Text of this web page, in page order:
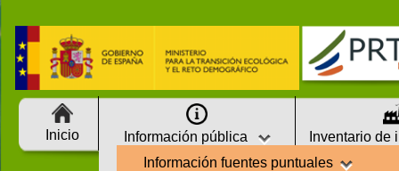
Inicio
Información pública
Información fuentes puntuales
Inventario de